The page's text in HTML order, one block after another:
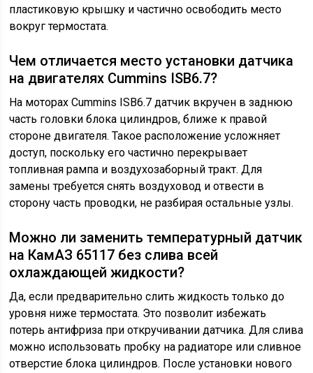
пластиковую крышку и частично освободить место
вокруг термостата.
Чем отличается место установки датчика
на двигателях Cummins ISB6.7?
На моторах Cummins ISB6.7 датчик вкручен в заднюю
часть головки блока цилиндров, ближе к правой
стороне двигателя. Такое расположение усложняет
доступ, поскольку его частично перекрывает
топливная рампа и воздухозаборный тракт. Для
замены требуется снять воздуховод и отвести в
сторону часть проводки, не разбирая остальные узлы.
Можно ли заменить температурный датчик
на КамАЗ 65117 без слива всей
охлаждающей жидкости?
Да, если предварительно слить жидкость только до
уровня ниже термостата. Это позволит избежать
потерь антифриза при откручивании датчика. Для слива
можно использовать пробку на радиаторе или сливное
отверстие блока цилиндров. После установки нового